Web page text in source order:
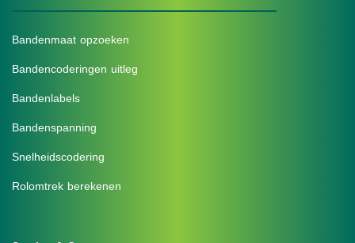
Bandenmaat opzoeken
Bandencoderingen uitleg
Bandenlabels
Bandenspanning
Snelheidscodering
Rolomtrek berekenen